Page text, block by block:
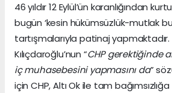
46 yıldır 12 Eylül’ün karanlığından
bugün ‘kesin hükümsüzlük-mutlak
tartışmalarıyla patinaj
Kılıçdaroğlu’nun “CHP gerektiğinde
iç muhasebesini yapmasını da”
için CHP, Altı Ok ile tam bağımsızlığa